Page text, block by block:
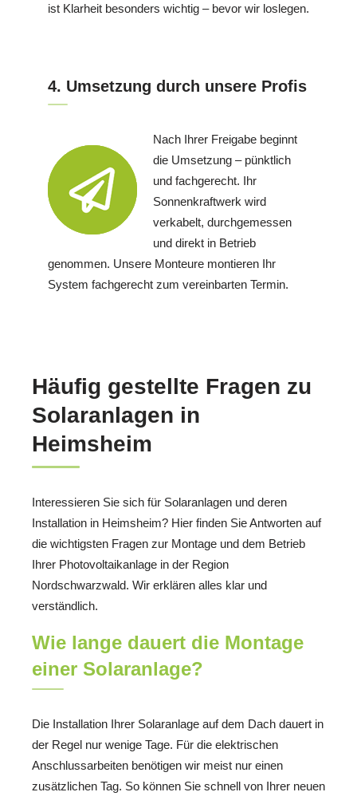
ist Klarheit besonders wichtig – bevor wir loslegen.
4. Umsetzung durch unsere Profis
Nach Ihrer Freigabe beginnt
die Umsetzung – pünktlich
und fachgerecht. Ihr
Sonnenkraftwerk wird
verkabelt, durchgemessen
und direkt in Betrieb
genommen. Unsere Monteure montieren Ihr
System fachgerecht zum vereinbarten Termin.
Häufig gestellte Fragen zu
Solaranlagen in
Heimsheim
Interessieren Sie sich für Solaranlagen und deren
Installation in Heimsheim? Hier finden Sie Antworten auf
die wichtigsten Fragen zur Montage und dem Betrieb
Ihrer Photovoltaikanlage in der Region
Nordschwarzwald. Wir erklären alles klar und
verständlich.
Wie lange dauert die Montage
einer Solaranlage?
Die Installation Ihrer Solaranlage auf dem Dach dauert in
der Regel nur wenige Tage. Für die elektrischen
Anschlussarbeiten benötigen wir meist nur einen
zusätzlichen Tag. So können Sie schnell von Ihrer neuen